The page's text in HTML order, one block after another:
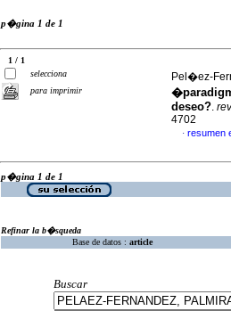
p�gina 1 de 1
1 / 1
selecciona
para imprimir
Pel�ez-
deseo?.
4702
· resumen
p�gina 1 de 1
Refinar la b�squeda
Base de datos : article
Buscar